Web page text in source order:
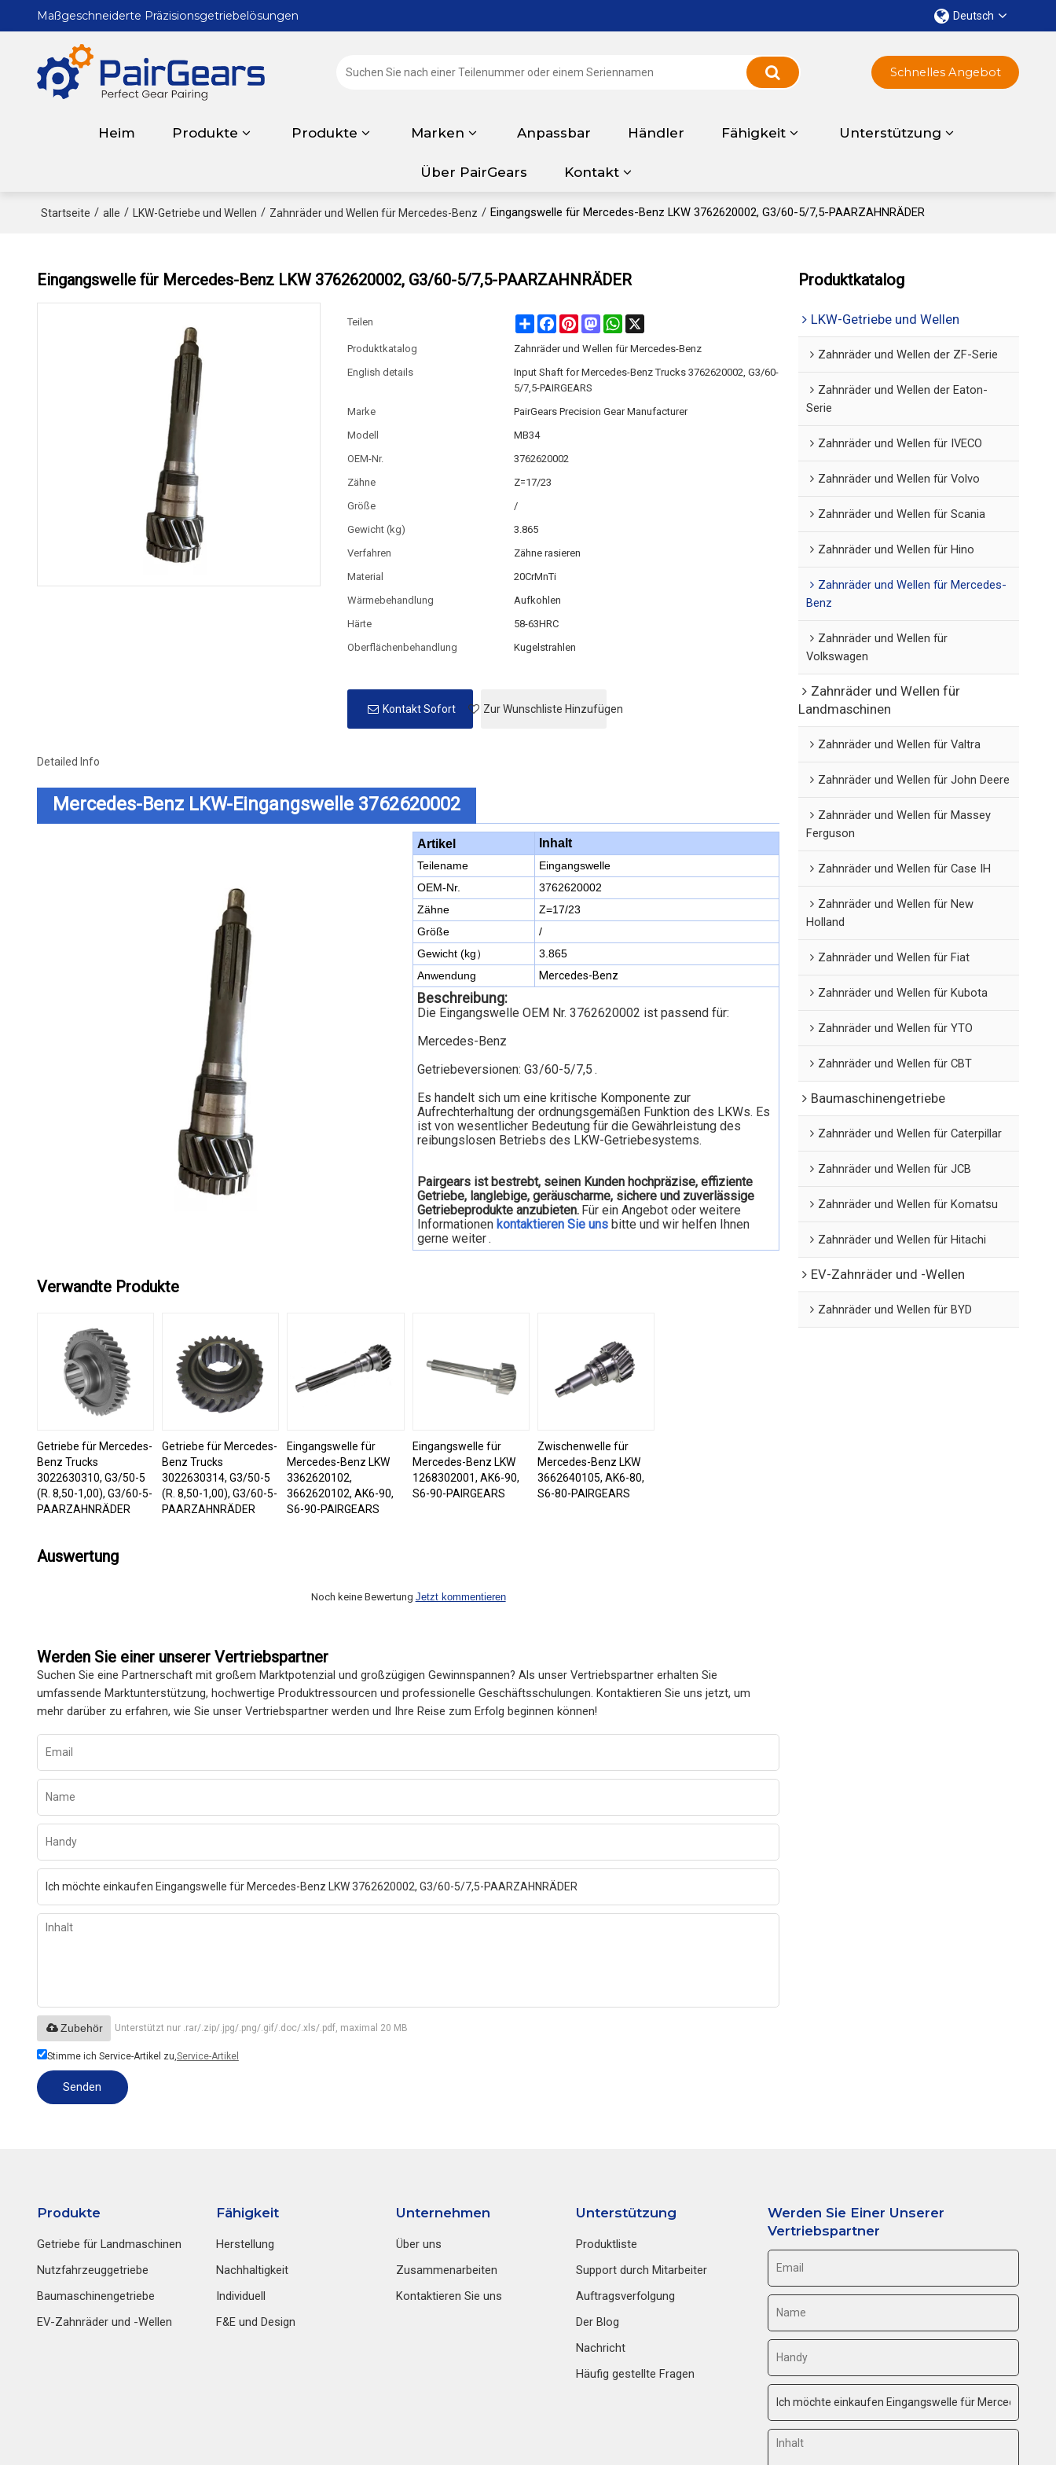
Maßgeschneiderte Präzisionsgetriebelösungen Deutsch
Heim Produkte Produkte Marken Anpassbar Händler Fähigkeit Unterstützung
Über PairGears Kontakt
Schnelles Angebot
Startseite / alle / LKW-Getriebe und Wellen / Zahnräder und Wellen für Mercedes-Benz / Eingangswelle für Mercedes-Benz LKW 3762620002, G3/60-5/7,5-PAARZAHNRÄDER
Eingangswelle für Mercedes-Benz LKW 3762620002, G3/60-5/7,5-PAARZAHNRÄDER
Teilen ShareFacebookPinterestMastodonWhatsApp
Produktkatalog
Zahnräder und Wellen für Mercedes-Benz
English details
Input Shaft for Mercedes-Benz Trucks 3762620002, G3/60-
5/7,5-PAIRGEARS
Marke
PairGears Precision Gear Manufacturer
Modell
MB34
OEM-Nr.
3762620002
Zähne
Z=17/23
Größe
/
Gewicht (kg)
3.865
Verfahren
Zähne rasieren
Material
20CrMnTi
Wärmebehandlung
Aufkohlen
Härte
58-63HRC
Oberflächenbehandlung
Kugelstrahlen
Kontakt Sofort Zur Wunschliste Hinzufügen
Detailed Info
Mercedes-Benz LKW-Eingangswelle 3762620002
Artikel Inhalt
Teilename
Eingangswelle
OEM-Nr.
3762620002
Zähne
Z=17/23
Größe
/
Gewicht (kg）
3.865
Anwendung
Mercedes-Benz
Beschreibung:
Die Eingangswelle OEM Nr. 3762620002 ist passend für:
Mercedes-Benz
Getriebeversionen: G3/60-5/7,5 .
Es handelt sich um eine kritische Komponente zur
Aufrechterhaltung der ordnungsgemäßen Funktion des LKWs. Es
ist von wesentlicher Bedeutung für die Gewährleistung des
reibungslosen Betriebs des LKW-Getriebesystems.
Pairgears ist bestrebt, seinen Kunden hochpräzise, effiziente
Getriebe, langlebige, geräuscharme, sichere und zuverlässige
Getriebeprodukte anzubieten. Für ein Angebot oder weitere
Informationen kontaktieren Sie unsbitte und wir helfen Ihnen
gerne weiter.
Verwandte Produkte
Getriebe für Mercedes-
Benz Trucks
3022630310, G3/50-5
(R. 8,50-1,00), G3/60-5-
PAARZAHNRÄDER
Getriebe für Mercedes-
Benz Trucks
3022630314, G3/50-5
(R. 8,50-1,00), G3/60-5-
PAARZAHNRÄDER
Eingangswelle für
Mercedes-Benz LKW
3362620102,
3662620102, AK6-90,
S6-90-PAIRGEARS
Eingangswelle für
Mercedes-Benz LKW
1268302001, AK6-90,
S6-90-PAIRGEARS
Zwischenwelle für
Mercedes-Benz LKW
3662640105, AK6-80,
S6-80-PAIRGEARS
Auswertung
Noch keine Bewertung Jetzt kommentieren
Werden Sie einer unserer Vertriebspartner
Suchen Sie eine Partnerschaft mit großem Marktpotenzial und großzügigen Gewinnspannen? Als unser Vertriebspartner erhalten Sie
umfassende Marktunterstützung, hochwertige Produktressourcen und professionelle Geschäftsschulungen. Kontaktieren Sie uns jetzt, um
mehr darüber zu erfahren, wie Sie unser Vertriebspartner werden und Ihre Reise zum Erfolg beginnen können!
Unterstützt nur .rar/.zip/.jpg/.png/.gif/.doc/.xls/.pdf, maximal 20 MB
Zubehör
Stimme ich Service-Artikel zu,Service-Artikel
Senden
Produktkatalog
LKW-Getriebe und Wellen
Zahnräder und Wellen der ZF-Serie
Zahnräder und Wellen der Eaton-
Serie
Zahnräder und Wellen für IVECO
Zahnräder und Wellen für Volvo
Zahnräder und Wellen für Scania
Zahnräder und Wellen für Hino
Zahnräder und Wellen für Mercedes-
Benz
Zahnräder und Wellen für
Volkswagen
Zahnräder und Wellen für
Landmaschinen
Zahnräder und Wellen für Valtra
Zahnräder und Wellen für John Deere
Zahnräder und Wellen für Massey
Ferguson
Zahnräder und Wellen für Case IH
Zahnräder und Wellen für New
Holland
Zahnräder und Wellen für Fiat
Zahnräder und Wellen für Kubota
Zahnräder und Wellen für YTO
Zahnräder und Wellen für CBT
Baumaschinengetriebe
Zahnräder und Wellen für Caterpillar
Zahnräder und Wellen für JCB
Zahnräder und Wellen für Komatsu
Zahnräder und Wellen für Hitachi
EV-Zahnräder und -Wellen
Zahnräder und Wellen für BYD
Produkte
Getriebe für Landmaschinen
Nutzfahrzeuggetriebe
Baumaschinengetriebe
EV-Zahnräder und -Wellen
Fähigkeit
Herstellung
Nachhaltigkeit
Individuell
F&E und Design
Unternehmen
Über uns
Zusammenarbeiten
Kontaktieren Sie uns
Unterstützung
Produktliste
Support durch Mitarbeiter
Auftragsverfolgung
Der Blog
Nachricht
Häufig gestellte Fragen
Werden Sie Einer Unserer
Vertriebspartner